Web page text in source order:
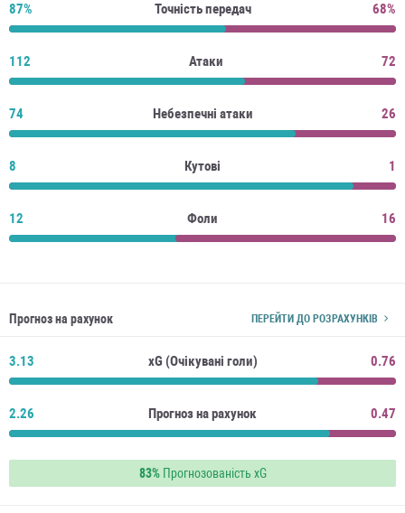
87% Точність передач 68%
112 Атаки 72
74 Небезпечні атаки 26
8 Кутові 1
12 Фоли 16
Прогноз на рахунок ПЕРЕЙТИ ДО РОЗРАХУНКІВ
3.13 xG (Очікувані голи) 0.76
2.26 Прогноз на рахунок 0.47
83%Прогнозованість xG